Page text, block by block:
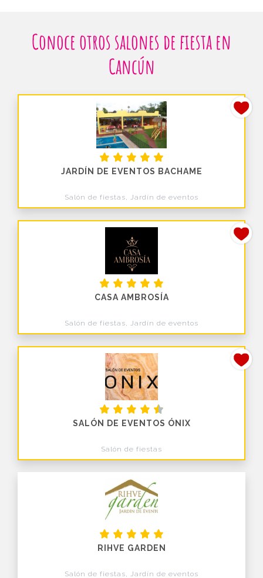
Conoce otros salones de fiesta en
Cancún
JARDÍN DE EVENTOS BACHAME
Salón de fiestas, Jardín de eventos
CASA AMBROSÍA
Salón de fiestas, Jardín de eventos
SALÓN DE EVENTOS ÓNIX
Salón de fiestas
RIHVE GARDEN
Salón de fiestas, Jardín de eventos